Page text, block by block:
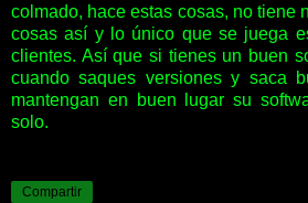
colmado, hace estas cosas, no tiene
cosas así y lo único que se juega
clientes. Así que si tienes un buen
cuando saques versiones y saca
mantengan en buen lugar su
solo.
Compartir